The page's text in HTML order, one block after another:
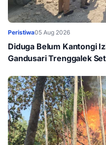
Peristiwa05 Aug 2026
Diduga Belum Kantongi
Gandusari Trenggalek